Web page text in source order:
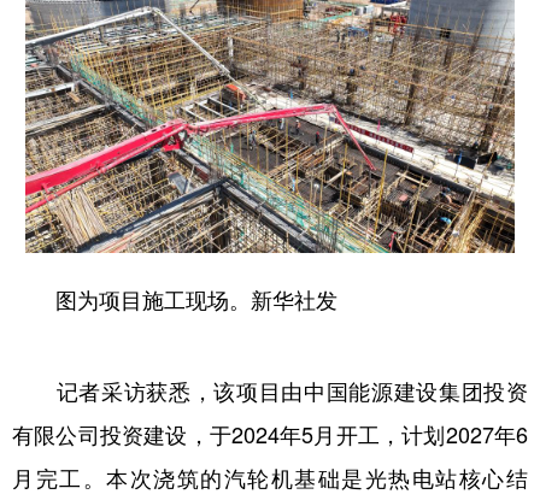
辽宁 吉林 上海 江苏
浙江 安徽 福建 江西
山东 河南 湖北 湖南
广东 广西 海南 重庆
四川 贵州 云南 西藏
陕西 甘肃 青海
多语种频道
English Español Français عربى
图为项目施工现场。新华社发
记者采访获悉，该项目由中国能源建设集团投资
有限公司投资建设，于2024年5月开工，计划2027年6
月完工。本次浇筑的汽轮机基础是光热电站核心结